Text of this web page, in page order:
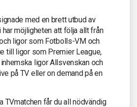
med en brett utbud av
har möjligheten att följa allt från
ligor som Fotbolls-VM och
till ligor som Premier League,
ligor Allsvenskan och
på TV eller on demand på en
TVmatchen får du all nödvändig